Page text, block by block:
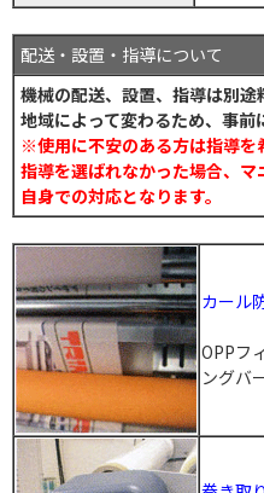
配送・設置・指導について
機械の配送、設置、指導は別途
地域によって変わるため、事前
※使用に不安のある方は指導を
指導を選ばれなかった場合、
自身での対応となります。
カール
OPPフ
ングバ